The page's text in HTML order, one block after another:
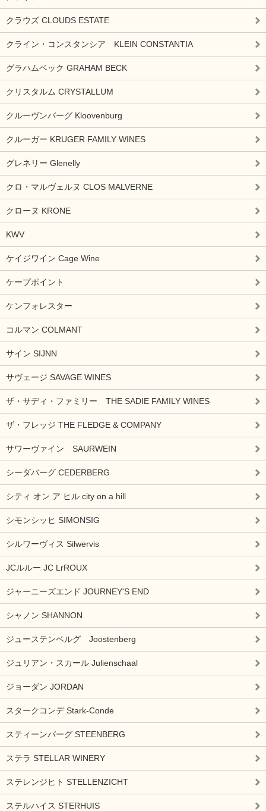
クラウズ CLOUDS ESTATE
クライン・コンスタンシア KLEIN CONSTANTIA
グラハムベック GRAHAM BECK
クリスタルム CRYSTALLUM
クルーヴンバーグ Kloovenburg
クルーガー KRUGER FAMILY WINES
グレネリー Glenelly
クロ・マルヴェルヌ CLOS MALVERNE
クローヌ KRONE
KWV
ケイジワイン Cage Wine
ケープポイント
ケンフォレスター
コルマン COLMANT
サイン SIJNN
サヴェージ SAVAGE WINES
ザ・サディ・ファミリー THE SADIE FAMILY WINES
ザ・フレッジ THE FLEDGE & COMPANY
サワーヴァイン SAURWEIN
シーダバーグ CEDERBERG
シティ オン ア ヒル city on a hill
シモンシッヒ SIMONSIG
シルワーヴィス Silwervis
JCルルー JC LrROUX
ジャーニーズエンド JOURNEY'S END
シャノン SHANNON
ジューステンベルグ Joostenberg
ジュリアン・スカール Julienschaal
ジョーダン JORDAN
スタークコンデ Stark-Conde
スティーンバーグ STEENBERG
ステラ STELLAR WINERY
ステレンジヒト STELLENZICHT
ステルハイス STERHUIS